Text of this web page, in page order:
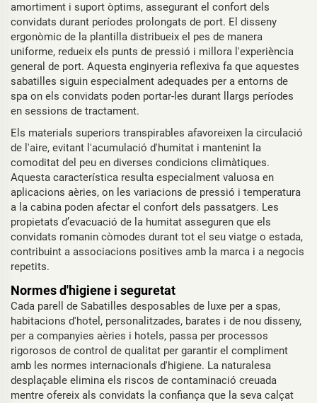
amortiment i suport òptims, assegurant el confort dels
convidats durant períodes prolongats de port. El disseny
ergonòmic de la plantilla distribueix el pes de manera
uniforme, redueix els punts de pressió i millora l'experiència
general de port. Aquesta enginyeria reflexiva fa que aquestes
sabatilles siguin especialment adequades per a entorns de
spa on els convidats poden portar-les durant llargs períodes
en sessions de tractament.
Els materials superiors transpirables afavoreixen la circulació
de l'aire, evitant l'acumulació d'humitat i mantenint la
comoditat del peu en diverses condicions climàtiques.
Aquesta característica resulta especialment valuosa en
aplicacions aèries, on les variacions de pressió i temperatura
a la cabina poden afectar el confort dels passatgers. Les
propietats d’evacuació de la humitat asseguren que els
convidats romanin còmodes durant tot el seu viatge o estada,
contribuint a associacions positives amb la marca i a negocis
repetits.
Normes d'higiene i seguretat
Cada parell de Sabatilles desposables de luxe per a spas,
habitacions d'hotel, personalitzades, barates i de nou disseny,
per a companyies aèries i hotels, passa per processos
rigorosos de control de qualitat per garantir el compliment
amb les normes internacionals d'higiene. La naturalesa
desplaçable elimina els riscos de contaminació creuada
mentre ofereix als convidats la confiança que la seva calçat